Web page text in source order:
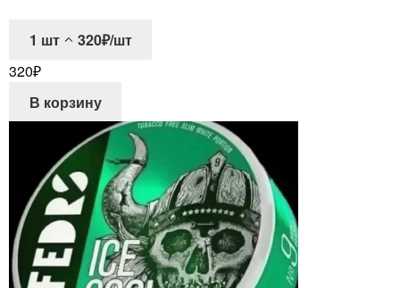
1 шт
320₽/шт
320₽
В корзину